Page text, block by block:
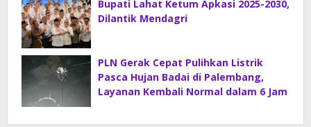
Bupati Lahat Ketum Apkasi 2025-2030,
Dilantik Mendagri
PLN Gerak Cepat Pulihkan Listrik
Pasca Hujan Badai di Palembang,
Layanan Kembali Normal dalam 6 Jam